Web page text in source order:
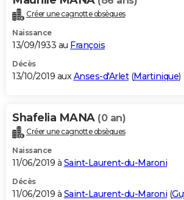
Créer une cagnotte obsèques
Naissance
13/09/1933 au François
Décès
13/10/2019 auxAnses-d'Arlet(Martinique)
Shafelia MANA (0 an)
Créer une cagnotte obsèques
Naissance
11/06/2019 à Saint-Laurent-du-Maroni
Décès
11/06/2019 à Saint-Laurent-du-Maroni (